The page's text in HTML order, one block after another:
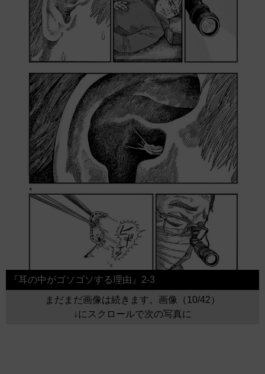
『耳の中がゴソゴソする理由』2-3
まだまだ画像は続きます。画像（10/42）
↓にスクロールで次の写真に